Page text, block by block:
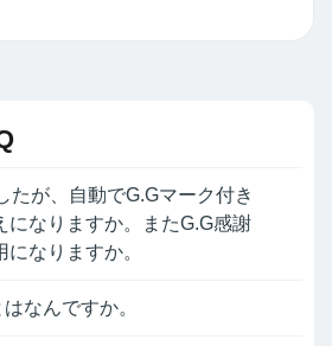
たが、自動でG.Gマーク付き
になりますか。またG.G感謝
なりますか。
なんですか。